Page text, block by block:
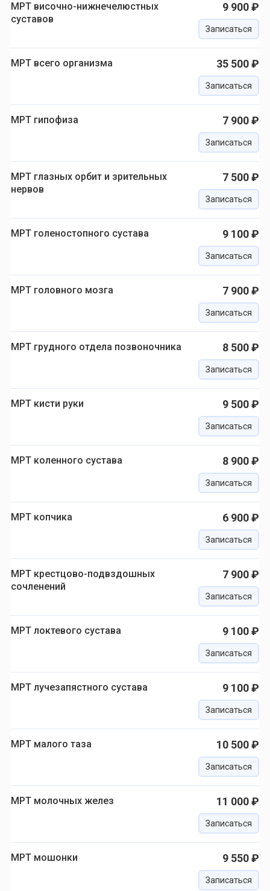
МРТ височно-нижнечелюстных
суставов
9 900 ₽
Записаться
МРТ всего организма 35 500 ₽
Записаться
МРТ гипофиза 7 900 ₽
Записаться
МРТ глазных орбит и зрительных
нервов
7 500 ₽
Записаться
МРТ голеностопного сустава 9 100 ₽
Записаться
МРТ головного мозга 7 900 ₽
Записаться
МРТ грудного отдела позвоночника 8 500 ₽
Записаться
МРТ кисти руки 9 500 ₽
Записаться
МРТ коленного сустава 8 900 ₽
Записаться
МРТ копчика 6 900 ₽
Записаться
МРТ крестцово-подвздошных
сочленений
7 900 ₽
Записаться
МРТ локтевого сустава 9 100 ₽
Записаться
МРТ лучезапястного сустава 9 100 ₽
Записаться
МРТ малого таза 10 500 ₽
Записаться
МРТ молочных желез 11 000 ₽
Записаться
МРТ мошонки 9 550 ₽
Записаться